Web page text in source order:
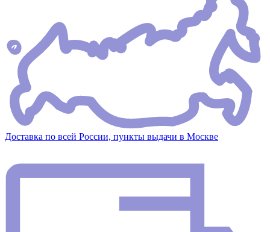
Доставка по всей России, пункты выдачи в Москве